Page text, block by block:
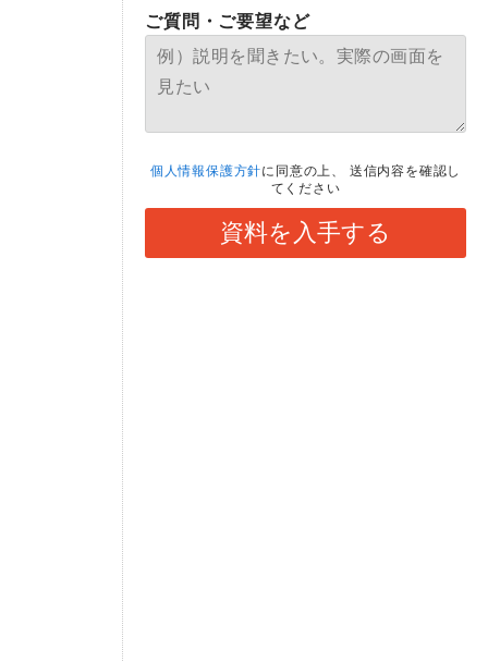
ご質問・ご要望など
個人情報保護方針に同意の上、
送信内容を確認し
てください
資料を入手する